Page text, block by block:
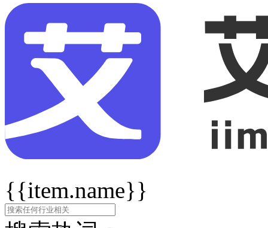
{{item.name}}